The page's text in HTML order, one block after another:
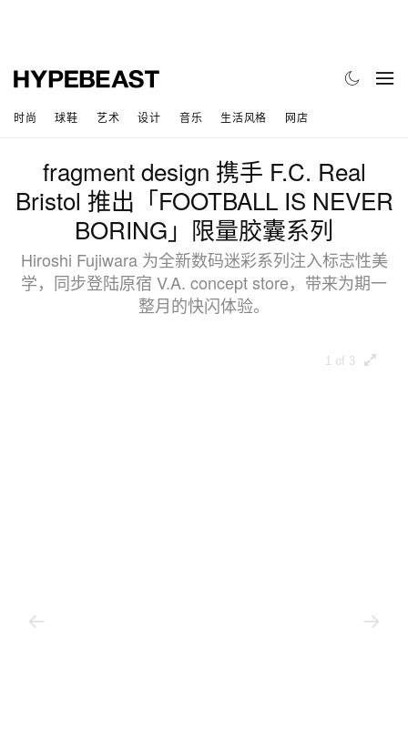
时尚 球鞋 艺术 设计 音乐 生活风格 网店
fragment design 携手 F.C. Real
Bristol 推出「FOOTBALL IS NEVER
BORING」限量胶囊系列
Hiroshi Fujiwara 为全新数码迷彩系列注入标志性美
学，同步登陆原宿 V.A. concept store，带来为期一
整月的快闪体验。
1 of 3